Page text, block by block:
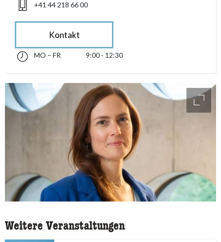
+41 44 218 66 00
Kontakt
accessibility.sr-only.opening_hours
Montag bis Freitag 09:00 - 12:30
MO – FR 9:00 - 12:30
Weitere Veranstaltungen